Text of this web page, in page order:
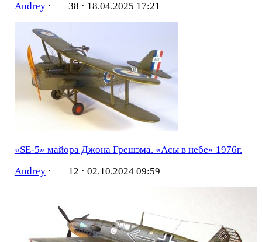
Andrey· 38 · 18.04.2025 17:21
«SE-5» майора Джона Грешэма. «Асы в небе» 1976г.
Andrey· 12 · 02.10.2024 09:59